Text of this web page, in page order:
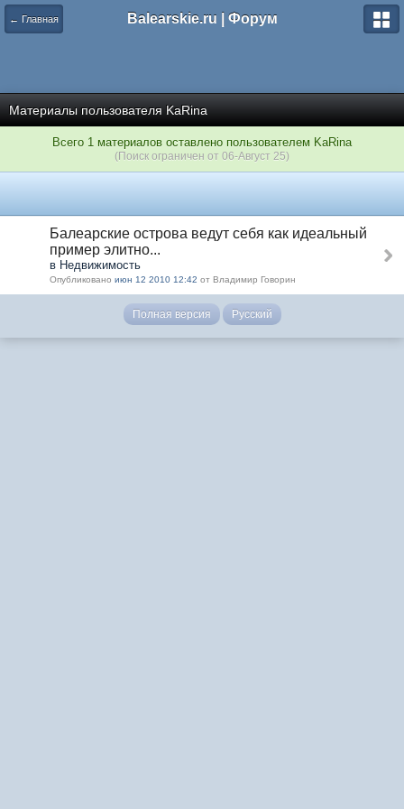
← Главная Balearskie.ru | Форум
Материалы пользователя KaRina
Всего 1 материалов оставлено пользователем KaRina
(Поиск ограничен от 06-Август 25)
Балеарские острова ведут себя как идеальный
пример элитно...
в Недвижимость
Опубликовано июн 12 2010 12:42 от Владимир Говорин
Полная версия Русский